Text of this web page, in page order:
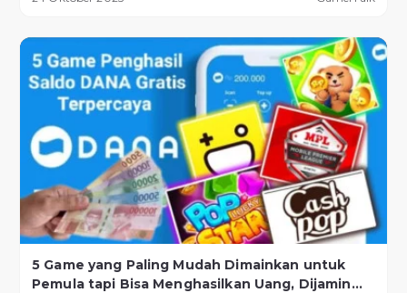
5 Game yang Paling Mudah Dimainkan untuk
Pemula tapi Bisa Menghasilkan Uang, Dijamin